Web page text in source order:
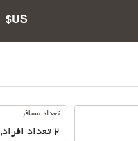
US$
تعداد
تعداد مسافر
2 تعداد افراد ,